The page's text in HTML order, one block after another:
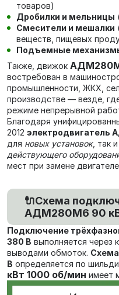
товаров)
Дробилки и мельницы
Смесители и мешалки
веществ, пищевых
Подъемные
Также, движок
востребован в
промышленности, ЖКХ,
производстве — везде,
режиме непрерывной
Благодаря
2012 электродвигатель
для новых установок, так
действующего
мест при замене
🔌Схема
АДМ280М6 90
Подключение
380 В выполняется через
выводами обмоток.
В определяется по
кВт 1000 об/мин имеет